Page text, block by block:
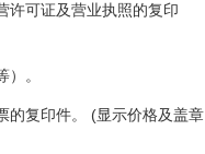
许可证及营业执照的复印
。
的复印件。 (显示价格及盖章